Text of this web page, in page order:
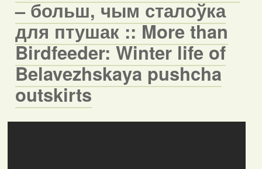
– больш, чым сталоўка
для птушак :: More than
Birdfeeder: Winter life of
Belavezhskaya pushcha
outskirts